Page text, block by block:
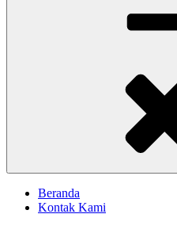
Beranda
Kontak Kami